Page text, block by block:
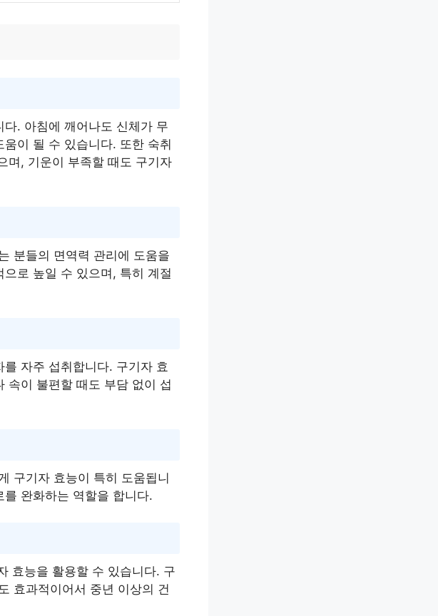
. 아침에 깨어나도 신체가 무
이 될 수 있습니다. 또한 숙취
며, 기운이 부족할 때도 구기자
분들의 면역력 관리에 도움을
로 높일 수 있으며, 특히 계절
자주 섭취합니다. 구기자 효
속이 불편할 때도 부담 없이 섭
구기자 효능이 특히 도움됩니
완화하는 역할을 합니다.
효능을 활용할 수 있습니다. 구
효과적이어서 중년 이상의 건